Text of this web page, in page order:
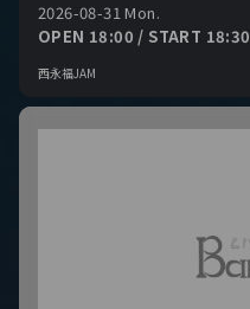
2026-08-31 Mon.
OPEN 18:00 / START 18:30
西永福JAM